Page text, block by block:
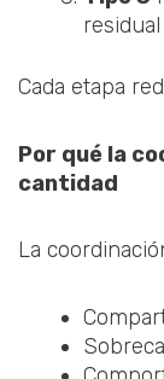
residual
Cada etapa
Por qué la
cantidad
La